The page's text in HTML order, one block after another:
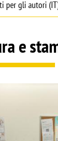
per gli autori
e